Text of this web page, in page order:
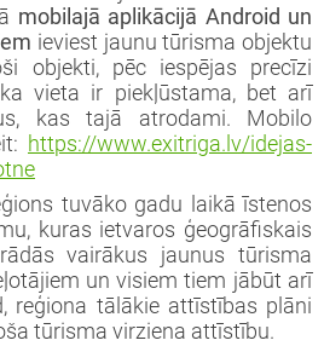
mobilajā aplikācijā Android un
ieviest jaunu tūrisma objektu
objekti, pēc iespējas precīzi
vieta ir piekļūstama, bet arī
kas tajā atrodami. Mobilo
https://www.exitriga.lv/idejas-
tuvāko gadu laikā īstenos
kuras ietvaros ģeogrāfiskais
vairākus jaunus tūrisma
un visiem tiem jābūt arī
reģiona tālākie attīstības plāni
tūrisma virziena attīstību.